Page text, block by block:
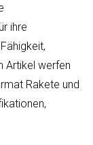
ihre
Artikel werfen
Rakete und